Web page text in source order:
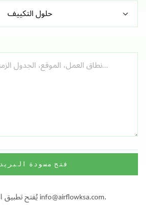
حلول التكييف
فتح مسودة البريد
يُفتح تطبيق البريد مع رسالة جاهزة إلى info@airflowksa.com.